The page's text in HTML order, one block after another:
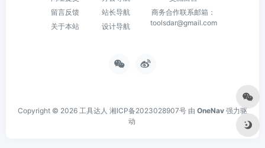
留言反馈
关于本站
站长导航
设计导航
商务合作联系邮箱：
toolsdar@gmail.com
Copyright © 2026 工具达人 湘ICP备2023028907号 由 OneNav 强力驱
动